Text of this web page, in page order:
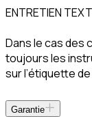
ENTRETIEN
Dans le cas des
toujours les
sur l’étiquette
Garantie